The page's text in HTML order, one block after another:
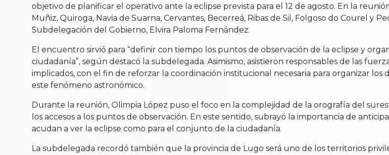
objetivo de planificar el operativo ante la eclipse prevista para el 12 de agosto. En la
Muñiz, Quiroga, Navia de Suarna, Cervantes, Becerreá, Ribas de Sil, Folgoso do Courel y
Subdelegación del Gobierno, Elvira Paloma Fernández.
El encuentro sirvió para “definir con tiempo los puntos de observación de la eclipse y
ciudadanía”, según destacó la subdelegada. Asimismo, asistieron responsables de las
implicados, con el fin de reforzar la coordinación institucional necesaria para organizar los
este fenómeno astronómico.
Durante la reunión, Olimpia López puso el foco en la complejidad de la orografía del
los accesos a los puntos de observación. En este sentido, subrayó la importancia de
acudan a ver la eclipse como para el conjunto de la ciudadanía.
La subdelegada recordó también que la provincia de Lugo será uno de los territorios